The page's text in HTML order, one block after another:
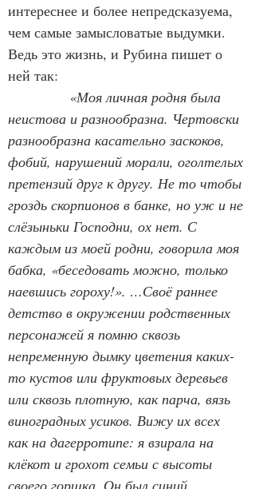
интереснее и более непредсказуема,
чем самые замысловатые выдумки.
Ведь это жизнь, и Рубина пишет о
ней так:
«Моя личная родня была
неистова и разнообразна. Чертовски
разнообразна касательно заскоков,
фобий, нарушений морали, оголтелых
претензий друг к другу. Не то чтобы
гроздь скорпионов в банке, но уж и не
слёзыньки Господни, ох нет. С
каждым из моей родни, говорила моя
бабка, «беседовать можно, только
наевшись гороху!». …Своё раннее
детство в окружении родственных
персонажей я помню сквозь
непременную дымку цветения каких-
то кустов или фруктовых деревьев
или сквозь плотную, как парча, вязь
виноградных усиков. Вижу их всех
как на дагерротипе: я взирала на
клёкот и грохот семьи с высоты
своего горшка. Он был синий,